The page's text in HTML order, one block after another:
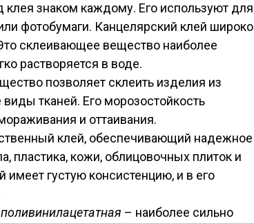
клея знаком каждому. Его используют для
фотобумаги. Канцелярский клей широко
склеивающее вещество наиболее
растворяется в воде.
позволяет склеить изделия из
тканей. Его морозостойкость
и оттаивания.
клей, обеспечивающий надежное
пластика, кожи, облицовочных плиток и
имеет густую консистенцию, и в его
– наиболее сильно